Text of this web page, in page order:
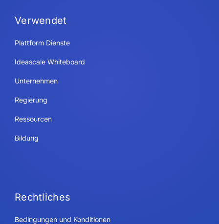
Verwendet
Plattform Dienste
Ideascale Whiteboard
Unternehmen
Regierung
Ressourcen
Bildung
Rechtliches
Bedingungen und Konditionen